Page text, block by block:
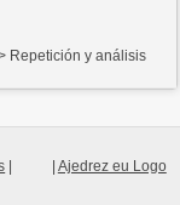
Repetición y análisis
| Ajedrez eu Logo
|